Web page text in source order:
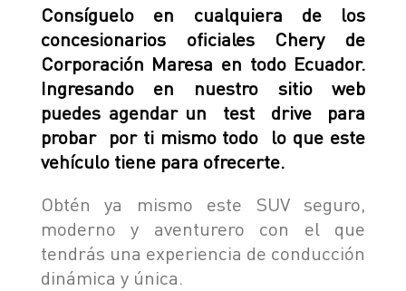
Consíguelo en cualquiera de los
concesionarios oficiales Chery de
Corporación Maresa en todo Ecuador.
Ingresando en nuestro sitio web
puedes agendar un test drive para
probar por ti mismo todo lo que este
vehículo tiene para ofrecerte.
Obtén ya mismo este SUV seguro,
moderno y aventurero con el que
tendrás una experiencia de conducción
dinámica y única.